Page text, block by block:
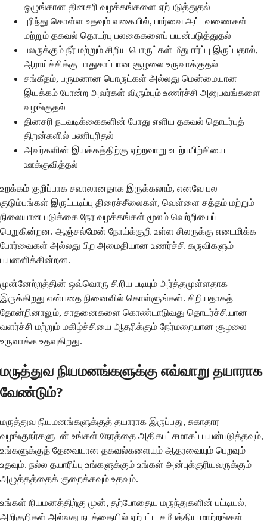
ஒழுங்கான தினசரி வழக்கங்களை ஏற்படுத்துதல்
புரிந்து கொள்ள உதவும் வகையில், பார்வை அட்டவணைகள்
மற்றும் தகவல் தொடர்பு பலகைகளைப் பயன்படுத்துதல்
பலருக்கும் நீர் மற்றும் சிறிய பொருட்கள் மீது ஈர்ப்பு இருப்பதால்,
ஆராய்ச்சிக்கு பாதுகாப்பான சூழலை உருவாக்குதல்
சங்கீதம், பருமனான பொருட்கள் அல்லது மென்மையான
இயக்கம் போன்ற அவர்கள் விரும்பும் உணர்ச்சி அனுபவங்களை
வழங்குதல்
தினசரி நடவடிக்கைகளின் போது எளிய தகவல் தொடர்புத்
திறன்களில் பணிபுரிதல்
அவர்களின் இயக்கத்திற்கு ஏற்றவாறு உடற்பயிற்சியை
ஊக்குவித்தல்
உறக்கம் குறிப்பாக சவாலானதாக இருக்கலாம், எனவே பல
குடும்பங்கள் இருட்டடிப்பு திரைச்சீலைகள், வெள்ளை சத்தம் மற்றும்
நிலையான படுக்கை நேர வழக்கங்கள் மூலம் வெற்றியைப்
பெறுகின்றன. ஆஞ்சல்மேன் நோய்க்குறி உள்ள சிலருக்கு எடைமிக்க
போர்வைகள் அல்லது பிற அமைதியான உணர்ச்சி கருவிகளும்
பயனளிக்கின்றன.
முன்னேற்றத்தின் ஒவ்வொரு சிறிய படியும் அர்த்தமுள்ளதாக
இருக்கிறது என்பதை நினைவில் கொள்ளுங்கள். சிறியதாகத்
தோன்றினாலும், சாதனைகளை கொண்டாடுவது தொடர்ச்சியான
வளர்ச்சி மற்றும் மகிழ்ச்சியை ஆதரிக்கும் நேர்மறையான சூழலை
உருவாக்க உதவுகிறது.
மருத்துவ நியமனங்களுக்கு எவ்வாறு தயாராக
வேண்டும்?
மருத்துவ நியமனங்களுக்குத் தயாராக இருப்பது, சுகாதார
வழங்குநர்களுடன் உங்கள் நேரத்தை அதிகபட்சமாகப் பயன்படுத்தவும்,
உங்களுக்குத் தேவையான தகவல்களையும் ஆதரவையும் பெறவும்
உதவும். நல்ல தயாரிப்பு உங்களுக்கும் உங்கள் அன்புக்குரியவருக்கும்
அழுத்தத்தைக் குறைக்கவும் உதவும்.
உங்கள் நியமனத்திற்கு முன், தற்போதைய மருந்துகளின் பட்டியல்,
அறிகுறிகள் அல்லது நடத்தையில் ஏற்பட்ட சமீபத்திய மாற்றங்கள்